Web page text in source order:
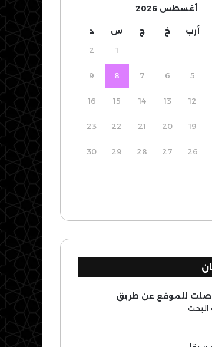
أغسطس 2026
أرب خ ج س د
1
2
5
6
7
8
9
12
13
14
15
16
19
20
21
22
23
26
27
28
29
30
للموقع عن طريق
البحث